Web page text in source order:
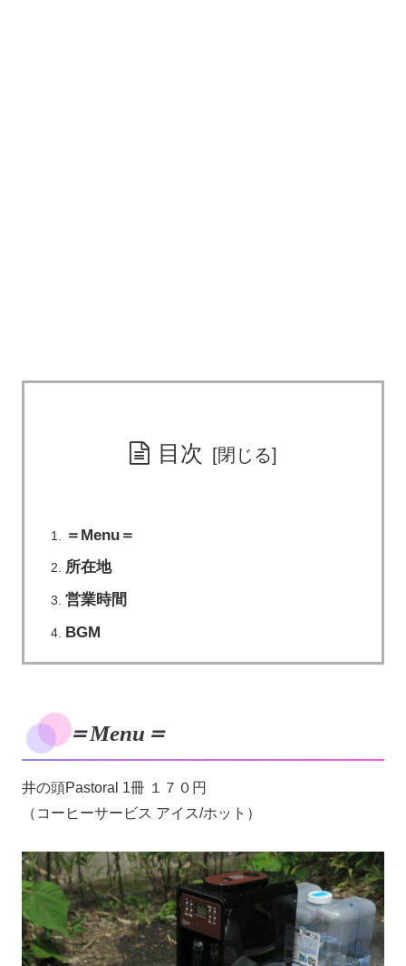
目次
＝Menu＝
所在地
営業時間
BGM
＝Menu＝
井の頭Pastoral 1冊 １７０円
（コーヒーサービス アイス/ホット）